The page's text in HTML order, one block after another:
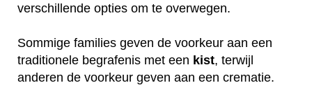
verschillende opties om te overwegen.
Sommige families geven de voorkeur aan een
traditionele begrafenis met een kist, terwijl
anderen de voorkeur geven aan een crematie.